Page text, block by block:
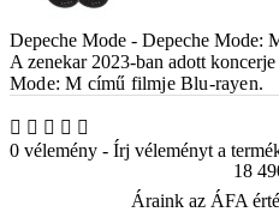
Depeche Mode - Depeche Mode:
A zenekar 2023-ban adott
Mode: M című filmje Blu-rayen.
0 vélemény - Írj véleményt a
18
Áraink az ÁFA